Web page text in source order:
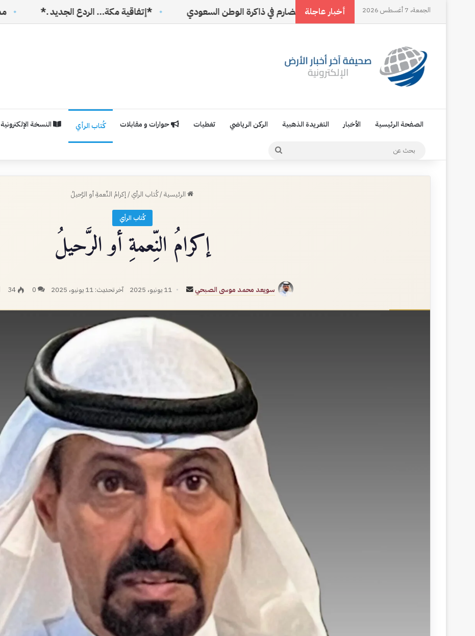
الجمعة، 7 أغسطس 2026 أخبار عاجلة في جدارٍ آيل للسقوط!! حضارم في ذاكرة الوطن السعودي *إتفاقية مكة… الردع الجديد .* مملكةُ المَجْد
الصفحة الرئيسية الأخبار التغريدة الذهبية الركن الرياضي تغطيات حوارات و مقابلات كُتاب الرأي النسخة الإلكترونية
بحث
الرئيسية/كُتاب الرأي/ إكرامُ النِّعمةِ أو الرَّحيلُ
كُتاب الرأي
إكرامُ النِّعمةِ أو الرَّحيلُ
سويعد محمد موسى الصبحي
أرسل
إلكترونيا
11 يونيو، 2025 آخر تحديث: 11 يونيو، 2025 0
34